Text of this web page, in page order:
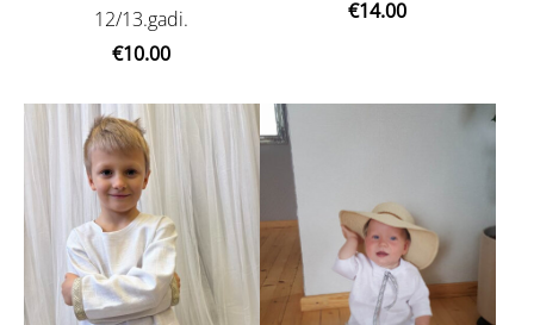
12/13.gadi.
€10.00
€14.00